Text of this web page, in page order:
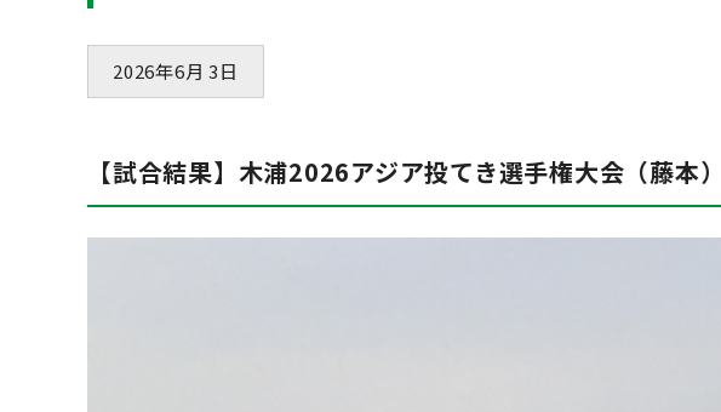
2026年6月 3日
【試合結果】木浦2026アジア投てき選手権大会（藤本）